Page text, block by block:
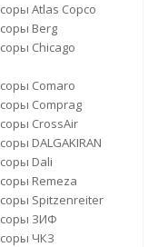
Atlas Copco
Berg
Chicago
Comaro
Comprag
CrossAir
DALGAKIRAN
Dali
Remeza
Spitzenreiter
ЗИФ
ЧКЗ